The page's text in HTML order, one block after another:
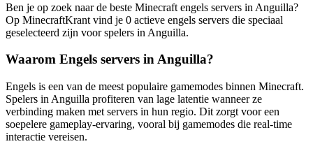
Ben je op zoek naar de beste Minecraft engels servers in Anguilla?
Op MinecraftKrant vind je 0 actieve engels servers die speciaal
geselecteerd zijn voor spelers in Anguilla.
Waarom Engels servers in Anguilla?
Engels is een van de meest populaire gamemodes binnen Minecraft.
Spelers in Anguilla profiteren van lage latentie wanneer ze
verbinding maken met servers in hun regio. Dit zorgt voor een
soepelere gameplay-ervaring, vooral bij gamemodes die real-time
interactie vereisen.